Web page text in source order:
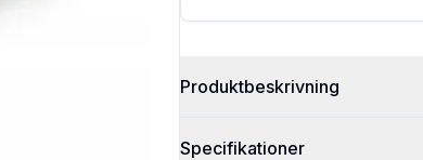
Produktbeskrivning
Specifikationer